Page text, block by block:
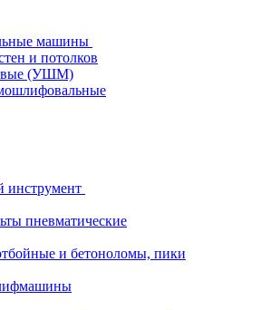
машины
и потолков
(УШМ)
инструмент
пневматические
и бетоноломы, пики